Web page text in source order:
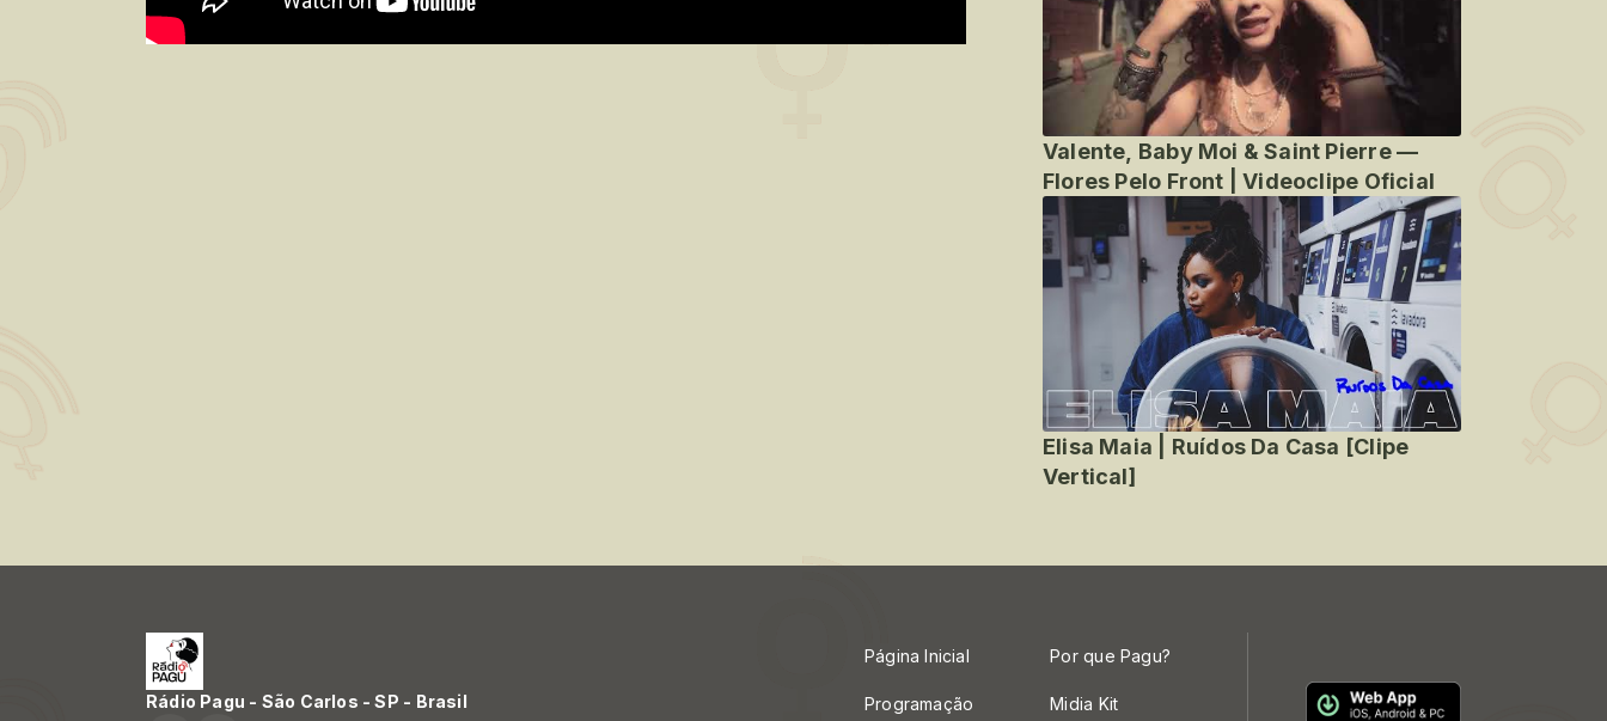
Valente, Baby Moi & Saint Pierre —
Flores Pelo Front | Videoclipe Oficial
Elisa Maia | Ruídos Da Casa [Clipe
Vertical]
Rádio Pagu - São Carlos - SP - Brasil
Página Inicial
Programação
Por que Pagu?
Midia Kit